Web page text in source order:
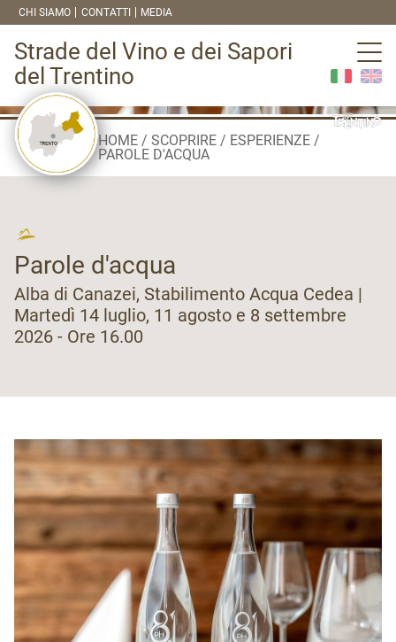
CHI SIAMO CONTATTI MEDIA
Strade del Vino e dei Sapori
del Trentino
HOME SCOPRIRE
ESPERIENZE
PAROLE D'ACQUA
Parole d'acqua
Alba di Canazei, Stabilimento Acqua Cedea |
Martedì 14 luglio, 11 agosto e 8 settembre
2026 - Ore 16.00